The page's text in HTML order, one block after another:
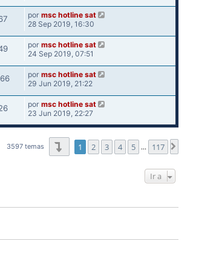
por msc hotline sat
28 Sep 2019, 16:30
por msc hotline sat
24 Sep 2019, 07:51
por msc hotline sat
29 Jun 2019, 21:22
por msc hotline sat
23 Jun 2019, 22:27
3597 temas Página1 de 117
1 2 3 4 5 … 117
Ir a